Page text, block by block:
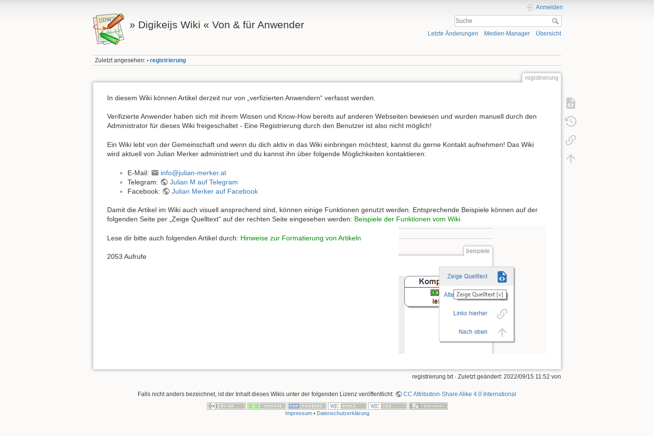
» Digikeijs Wiki « Von & für Anwender
Anmelden
Letzte Änderungen Medien-Manager Übersicht
Zuletzt angesehen: • registrierung
registrierung
In diesem Wiki können Artikel derzeit nur von „verfizierten Anwendern“ verfasst werden.
Verifizierte Anwender haben sich mit ihrem Wissen und Know-How bereits auf anderen Webseiten bewiesen und wurden manuell durch den
Administrator für dieses Wiki freigeschaltet - Eine Registrierung durch den Benutzer ist also nicht möglich!
Ein Wiki lebt von der Gemeinschaft und wenn du dich aktiv in das Wiki einbringen möchtest, kannst du gerne Kontakt aufnehmen! Das Wiki
wird aktuell von Julian Merker administriert und du kannst ihn über folgende Möglichkeiten kontaktieren:
E-Mail:
info@julian-merker.at
Telegram:
Julian M auf Telegram
Facebook:
Julian Merker auf Facebook
Damit die Artikel im Wiki auch visuell ansprechend sind, können einige Funktionen genutzt werden. Entsprechende Beispiele können auf der
folgenden Seite per „Zeige Quelltext“ auf der rechten Seite eingesehen werden: Beispiele der Funktionen vom Wiki
Lese dir bitte auch folgenden Artikel durch: Hinweise zur Formatierung von Artikeln
2053 Aufrufe
registrierung.txt · Zuletzt geändert: 2022/09/15 11:52 von
Falls nicht anders bezeichnet, ist der Inhalt dieses Wikis unter der folgenden Lizenz veröffentlicht: CC Attribution-Share Alike 4.0 International
Impressum• Datenschutzerklärung